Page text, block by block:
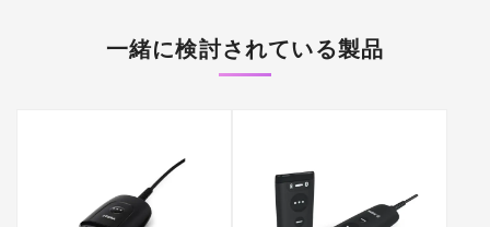
一緒に検討されている製品